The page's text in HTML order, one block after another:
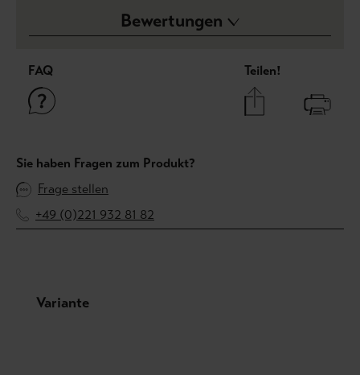
Bewertungen
FAQ Teilen!
Sie haben Fragen zum Produkt?
Frage stellen
+49 (0)221 932 81 82
Produktgalerie überspringen
Variante